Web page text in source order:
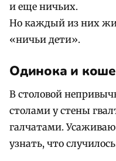
и еще ничьих.
Но каждый из них
«ничьи дети».
Одинока и
В столовой
столами у стены
галчатами.
узнать, что